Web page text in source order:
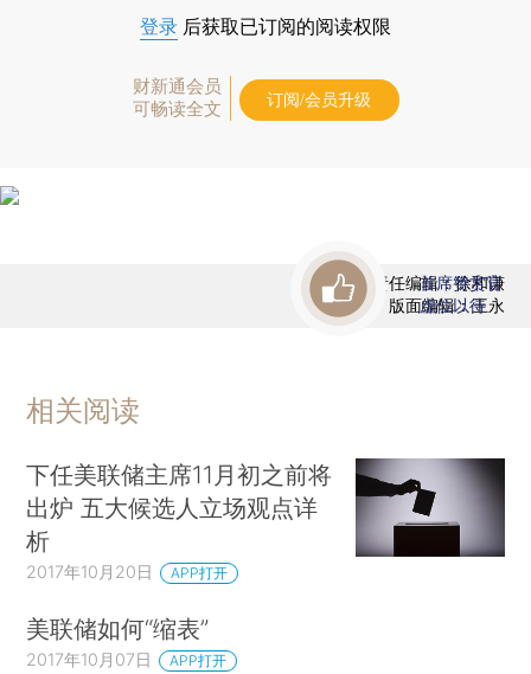
登录 后获取已订阅的阅读权限
财新通会员
可畅读全文
订阅/会员升级
责任编辑：徐和谦
版面编辑：王永
首席赞赏官
虚位以待
相关阅读
下任美联储主席11月初之前将
出炉 五大候选人立场观点详
析
2017年10月20日 APP打开
美联储如何“缩表”
2017年10月07日 APP打开